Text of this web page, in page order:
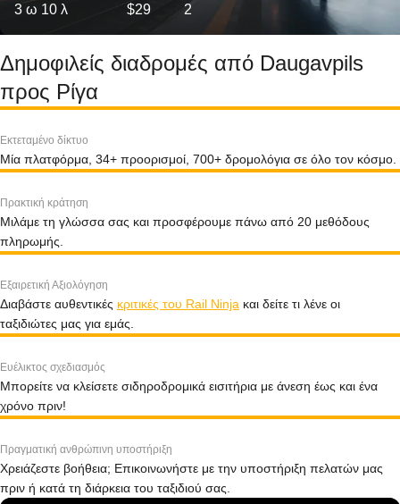
3 ω 10 λ $29 2
Δημοφιλείς διαδρομές από Daugavpils
προς Ρίγα
Εκτεταμένο δίκτυο
Μία πλατφόρμα, 34+ προορισμοί, 700+ δρομολόγια σε όλο τον κόσμο.
Πρακτική κράτηση
Μιλάμε τη γλώσσα σας και προσφέρουμε πάνω από 20 μεθόδους
πληρωμής.
Εξαιρετική Αξιολόγηση
Διαβάστε αυθεντικές κριτικές του Rail Ninja και δείτε τι λένε οι
ταξιδιώτες μας για εμάς.
Ευέλικτος σχεδιασμός
Μπορείτε να κλείσετε σιδηροδρομικά εισιτήρια με άνεση έως και ένα
χρόνο πριν!
Πραγματική ανθρώπινη υποστήριξη
Χρειάζεστε βοήθεια; Επικοινωνήστε με την υποστήριξη πελατών μας
πριν ή κατά τη διάρκεια του ταξιδιού σας.